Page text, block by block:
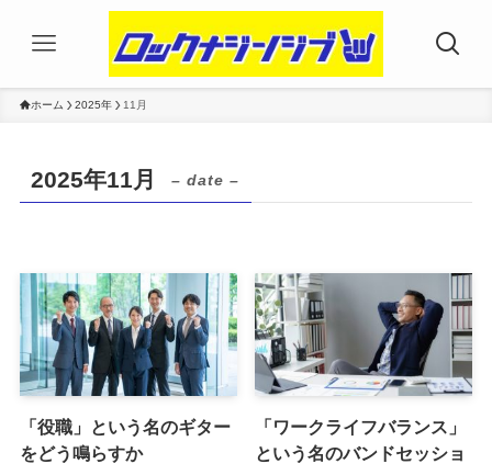
ホーム 2025年 11月
2025年11月 – date –
「役職」という名のギター
をどう鳴らすか
「ワークライフバランス」
という名のバンドセッショ